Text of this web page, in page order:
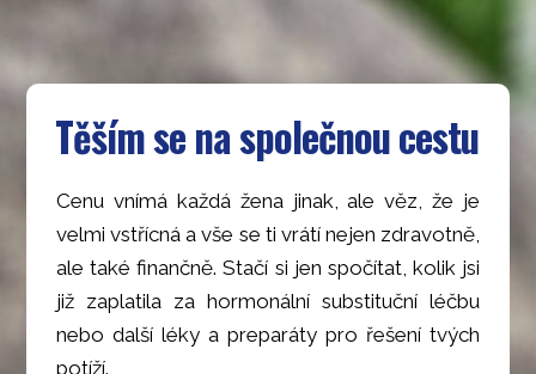
Těším se na společnou cestu
Cenu vnímá každá žena jinak, ale věz, že je
velmi vstřícná a vše se ti vrátí nejen zdravotně,
ale také finančně. Stačí si jen spočítat, kolik jsi
již zaplatila za hormonální substituční léčbu
nebo další léky a preparáty pro řešení tvých
potíží.